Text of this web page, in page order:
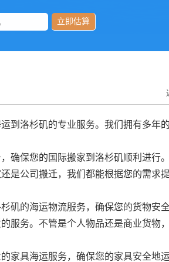
立即估算
到洛杉矶的专业服务。我们拥有多年
确保您的国际搬家到洛杉矶顺利进行
是公司搬迁，我们都能根据您的需求
矶的海运物流服务，确保您的货物安
服务。不管是个人物品还是商业货物
家具海运服务，确保您的家具安全地